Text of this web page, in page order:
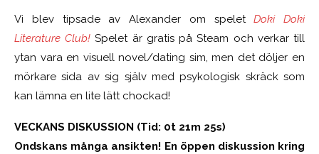
Vi blev tipsade av Alexander om speletDoki Doki
Literature Club! Spelet är gratis på Steam och verkar till
ytan vara en visuell novel/dating sim, men det döljer en
mörkare sida av sig själv med psykologisk skräck som
kan lämna en lite lätt chockad!
VECKANS DISKUSSION (Tid: 0t 21m 25s)
Ondskans många ansikten! En öppen diskussion kring